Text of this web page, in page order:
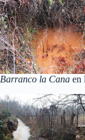
Barranco la Cana en